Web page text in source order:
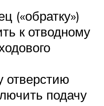
(«обратку»)
к отводному
отверстию
подачу